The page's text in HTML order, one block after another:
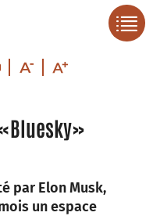
par Elon Musk,
un espace